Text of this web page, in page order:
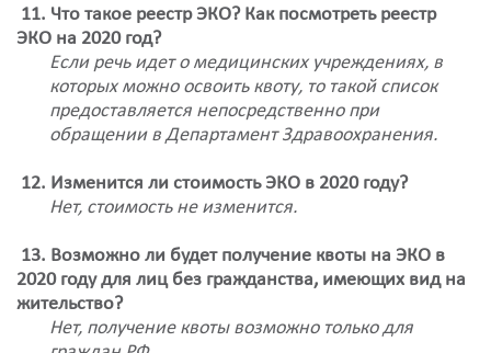
11. Что такое реестр ЭКО? Как посмотреть реестр
ЭКО на 2020 год?
Если речь идет о медицинских учреждениях, в
которых можно освоить квоту, то такой список
предоставляется непосредственно при
обращении в Департамент Здравоохранения.
12. Изменится ли стоимость ЭКО в 2020 году?
Нет, стоимость не изменится.
13. Возможно ли будет получение квоты на ЭКО в
2020 году для лиц без гражданства, имеющих вид на
жительство?
Нет, получение квоты возможно только для